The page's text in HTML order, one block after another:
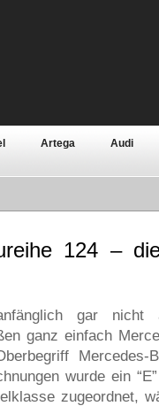
Artega Audi
Continental Dacia
Lotus Mazda
Skoda Smart
Zubehör
124 –
gar nicht
ganz einfach
Mercedes-
wurde ein
zugeordnet,